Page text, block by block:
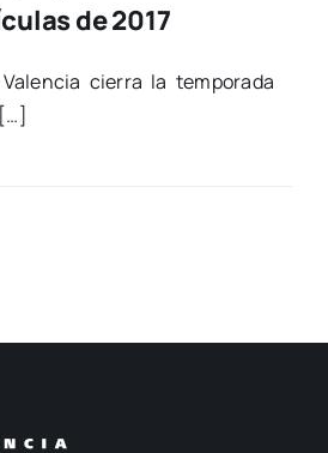
de 2017
cie­rra la tem­po­ra­da